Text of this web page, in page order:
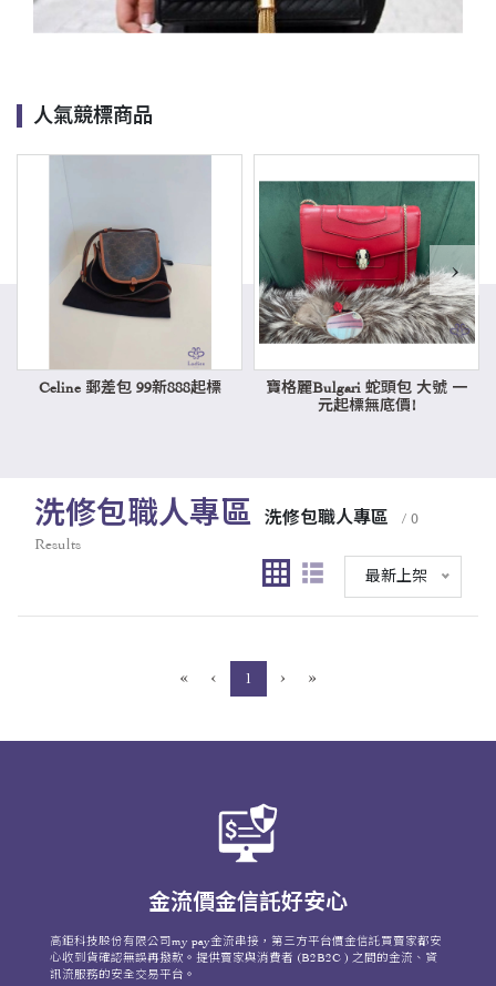
人氣競標商品
Celine 郵差包 99新888起標
寶格麗Bulgari 蛇頭包 大號 一
元起標無底價!
›
洗修包職人專區 洗修包職人專區
/ 0
Results
最新上架
« ‹ 1 (current)
› »
金流價金信託好安心
高鉅科技股份有限公司my pay金流串接，第三方平台價金信託買賣家都安
心收到貨確認無誤再撥款。提供賣家與消費者 (B2B2C ) 之間的金流、資
訊流服務的安全交易平台。